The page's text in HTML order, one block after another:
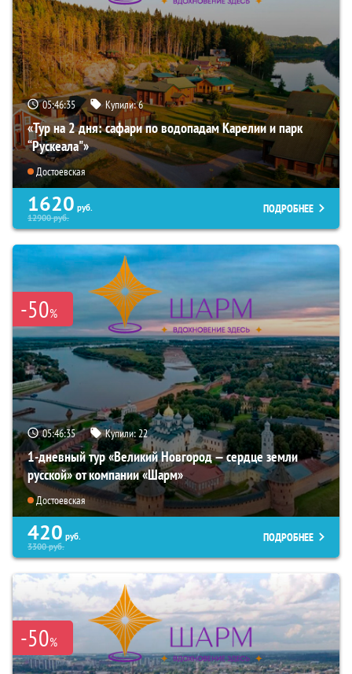
05:46:34 Купили:6
«Тур на 2 дня: сафари по водопадам Карелии и парк
“Рускеала"»
Достоевская
1620 руб.
12900руб.
ПОДРОБНЕЕ
-50%
05:46:34 Купили:22
1-дневный тур «Великий Новгород — сердце земли
русской» от компании «Шарм»
Достоевская
420 руб.
3300руб.
ПОДРОБНЕЕ
-50%